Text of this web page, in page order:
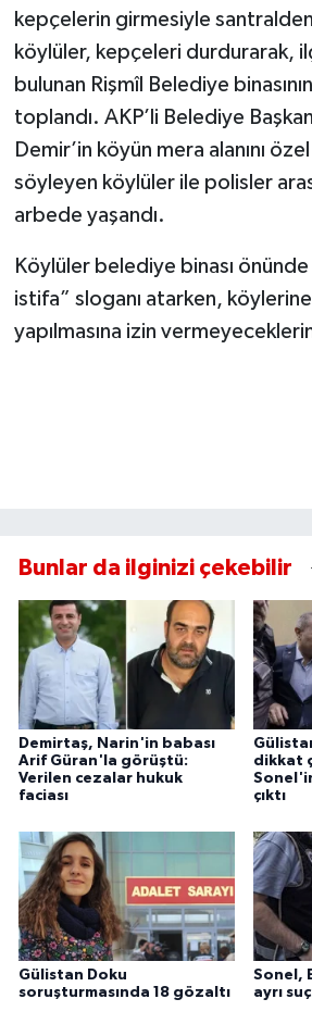
kepçelerin girmesiyle
köylüler, kepçeleri durdurarak,
bulunan Rişmîl Belediye
toplandı. AKP’li Belediye
Demir’in köyün mera alanını
söyleyen köylüler ile polisler
arbede yaşandı.
Köylüler belediye binası önünde
istifa” sloganı atarken,
yapılmasına izin
Bunlar da ilginizi çekebilir
Demirtaş, Narin'in babası
Arif Güran'la görüştü:
Verilen cezalar hukuk
faciası
dikkat
çıktı
Gülistan Doku
soruşturmasında 18 gözaltı
Sonel,
ayrı